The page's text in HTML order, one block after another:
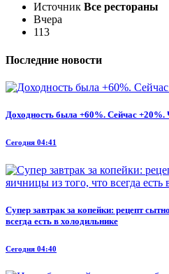
Источник Все рестораны
Вчера
113
Последние новости
Доходность была +60%. Сейчас +20%.
Сегодня 04:41
Супер завтрак за копейки: рецепт
всегда есть в холодильнике
Сегодня 04:40